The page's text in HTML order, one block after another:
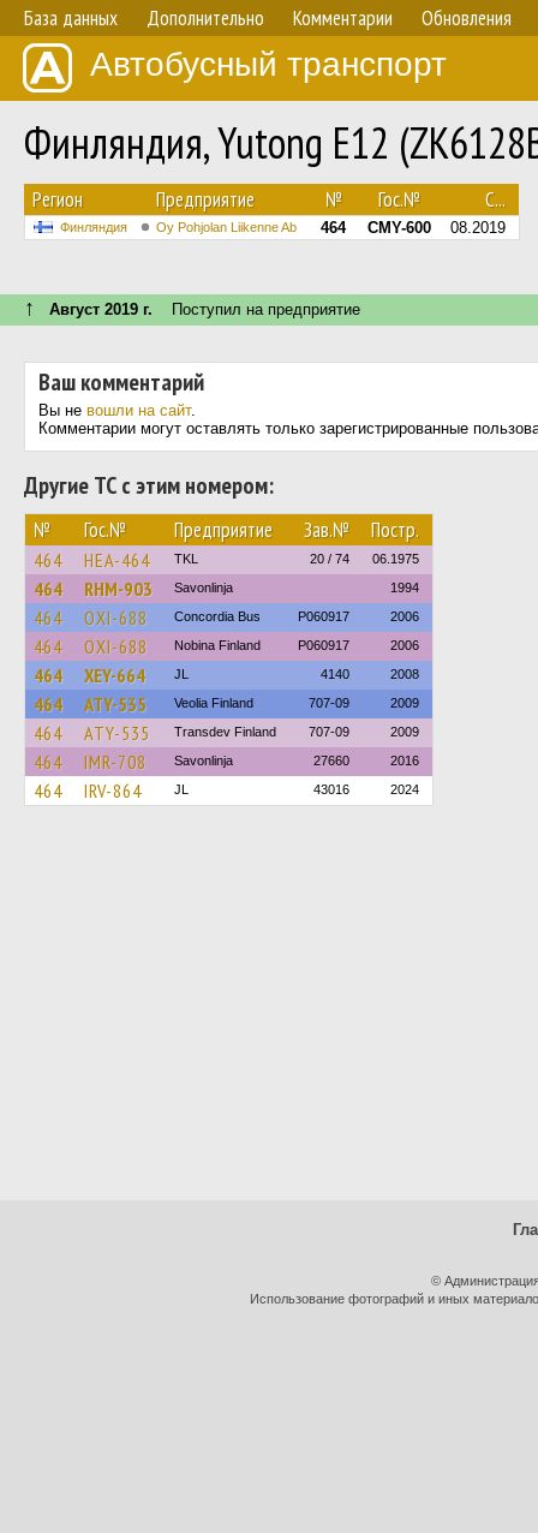
База данных Дополнительно Комментарии Обновления
Автобусный транспорт
Финляндия, Yutong E12
Регион Предприятие № Гос.№ С...
Финляндия Oy Pohjolan Liikenne Ab 464 CMY-600 08.2019
↑ Август 2019 г. Поступил на предприятие
Ваш комментарий
Вы не вошли на сайт.
Комментарии могут оставлять только зарегистрированные
Другие ТС с этим номером:
№ Гос.№ Предприятие Зав.№ Постр.
464 HEA-464 TKL 20 / 74 06.1975
464 RHM-903 Savonlinja 1994
464 OXI-688 Concordia Bus P060917 2006
464 OXI-688 Nobina Finland P060917 2006
464 XEY-664 JL 4140 2008
464 ATY-535 Veolia Finland 707-09 2009
464 ATY-535 Transdev Finland 707-09 2009
464 IMR-708 Savonlinja 27660 2016
464 IRV-864 JL 43016 2024
©
Использование фотографий и иных